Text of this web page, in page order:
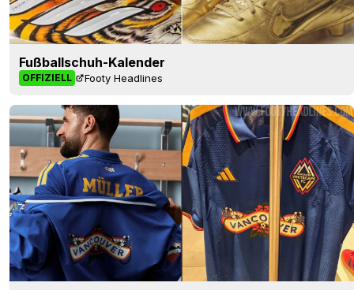
Fußballschuh-Kalender
OFFIZIELL Footy Headlines